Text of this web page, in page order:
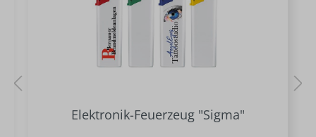
Elektronik-Feuerzeug "Sigma"